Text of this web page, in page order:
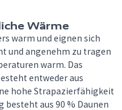
Wärme
warm und eignen sich
und angenehm zu tragen
warm. Das
entweder aus
hohe Strapazierfähigkeit
aus 90 % Daunen